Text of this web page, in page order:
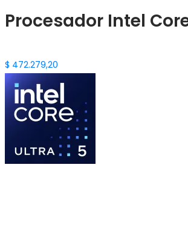
Procesador Intel Core
$ 472.279,20